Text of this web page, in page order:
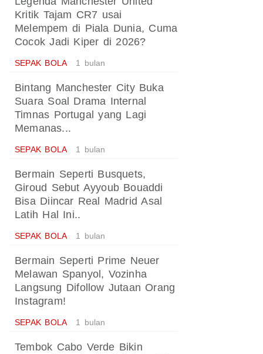
Kritik Tajam CR7 usai
Melempem di Piala Dunia, Cuma
Cocok Jadi Kiper di 2026?
SEPAK BOLA 1 bulan
Bintang Manchester City Buka
Suara Soal Drama Internal
Timnas Portugal yang Lagi
Memanas...
SEPAK BOLA 1 bulan
Bermain Seperti Busquets,
Giroud Sebut Ayyoub Bouaddi
Bisa Diincar Real Madrid Asal
Latih Hal Ini..
SEPAK BOLA 1 bulan
Bermain Seperti Prime Neuer
Melawan Spanyol, Vozinha
Langsung Difollow Jutaan Orang
Instagram!
SEPAK BOLA 1 bulan
Tembok Cabo Verde Bikin